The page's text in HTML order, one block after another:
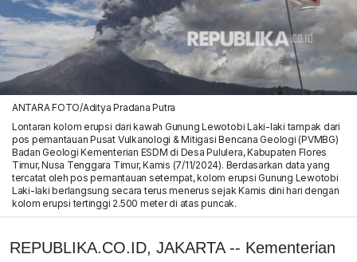
ANTARA FOTO/Aditya Pradana Putra
Lontaran kolom erupsi dari kawah Gunung Lewotobi Laki-laki tampak dari
pos pemantauan Pusat Vulkanologi & Mitigasi Bencana Geologi (PVMBG)
Badan Geologi Kementerian ESDM di Desa Pululera, Kabupaten Flores
Timur, Nusa Tenggara Timur, Kamis (7/11/2024). Berdasarkan data yang
tercatat oleh pos pemantauan setempat, kolom erupsi Gunung Lewotobi
Laki-laki berlangsung secara terus menerus sejak Kamis dini hari dengan
kolom erupsi tertinggi 2.500 meter di atas puncak.
REPUBLIKA.CO.ID, JAKARTA -- Kementerian